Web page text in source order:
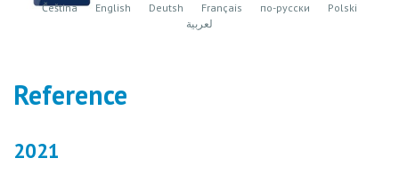
Čeština English Deutsh Français по-русски
Polski
لعربية
Reference
2021